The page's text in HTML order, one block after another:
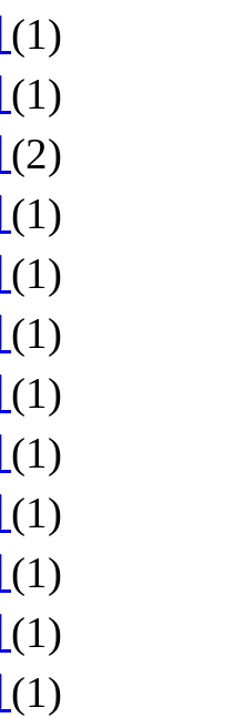
(1)
(1)
(2)
(1)
(1)
(1)
(1)
(1)
(1)
(1)
(1)
(1)